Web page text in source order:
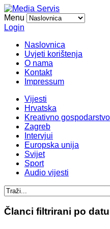
Menu
Login
Naslovnica
Uvjeti korištenja
O nama
Kontakt
Impressum
Vijesti
Hrvatska
Kreativno gospodarstvo
Zagreb
Intervjui
Europska unija
Svijet
Sport
Audio vijesti
Članci filtrirani po